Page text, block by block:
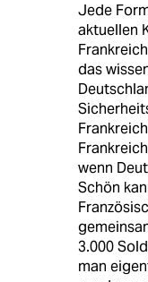
Jede
aktuellen
das
wenn
Schön
3.000
man